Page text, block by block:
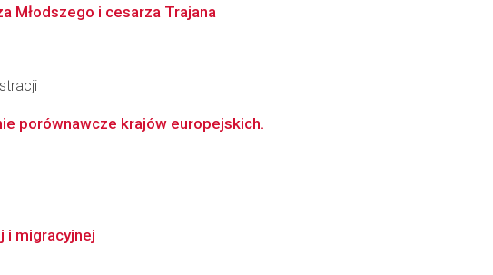
Młodszego i cesarza Trajana
porównawcze krajów europejskich.
i migracyjnej